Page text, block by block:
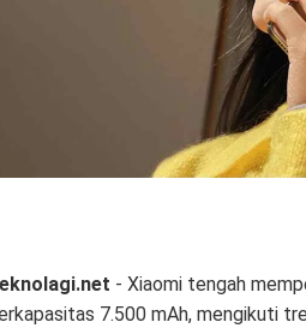
- Xiaomi tengah
7.500 mAh, mengikuti